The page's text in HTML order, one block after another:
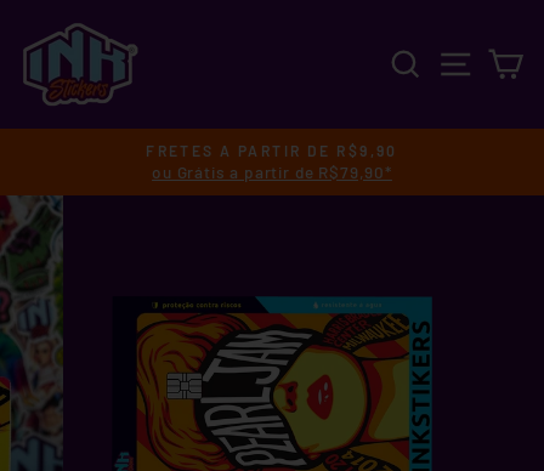
para
Conteúdo
PESQUISA
slideshow
FRETES A PARTIR DE R$9,90
ou Grátis a partir de R$79,90*